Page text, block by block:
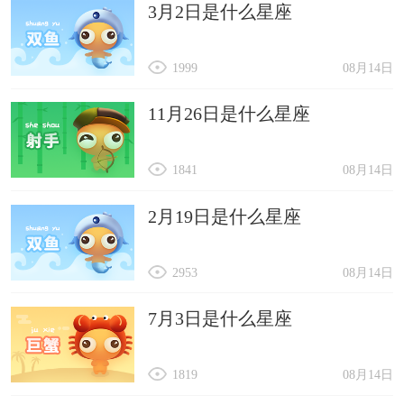
3月2日是什么星座
08月14日
1999
11月26日是什么星座
08月14日
1841
2月19日是什么星座
08月14日
2953
7月3日是什么星座
08月14日
1819